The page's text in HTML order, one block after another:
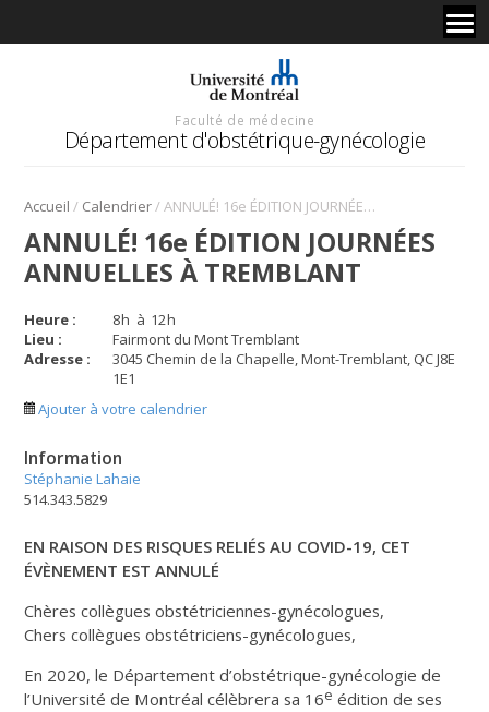
Faculté de médecine
Département d'obstétrique-gynécologie
Accueil / Calendrier/ ANNULÉ! 16e ÉDITION JOURNÉES ANNUELLES À TREMBLANT
ANNULÉ! 16e ÉDITION JOURNÉES
ANNUELLES À TREMBLANT
Heure : 8h à 12h
Lieu :
Fairmont du Mont Tremblant
Adresse :
3045 Chemin de la Chapelle, Mont-Tremblant, QC J8E
1E1
Ajouter à votre calendrier
Information
Stéphanie Lahaie
514.343.5829
EN RAISON DES RISQUES RELIÉS AU COVID-19, CET
ÉVÈNEMENT EST ANNULÉ
Chères collègues obstétriciennes-gynécologues,
Chers collègues obstétriciens-gynécologues,
En 2020, le Département d’obstétrique-gynécologie de
l’Université de Montréal célèbrera sa 16e édition de ses